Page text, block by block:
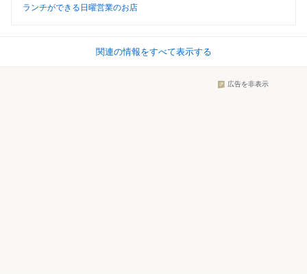
ランチができる日曜営業のお店
関連の情報をすべて表示する
広告を非表示